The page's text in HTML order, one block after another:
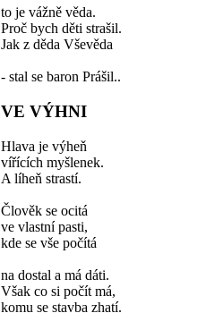
to je vážně věda.
Proč bych děti strašil.
Jak z děda Vševěda
- stal se baron Prášil..
VE VÝHNI
Hlava je výheň
vířících myšlenek.
A líheň strastí.
Člověk se ocitá
ve vlastní pasti,
kde se vše počítá
na dostal a má dáti.
Však co si počít má,
komu se stavba zhatí.